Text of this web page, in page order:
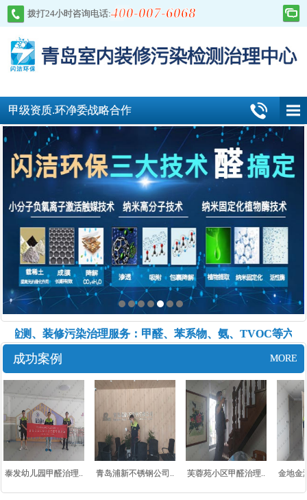
拨打24小时咨询电话:400-007-6068
甲级资质.环净委战略合作
测、装修污染治理服务：甲醛、苯系物、氨、TVOC等六种
成功案例 MORE
泰发幼儿园甲醛治理.. 青岛浦新不锈钢公司.. 芙蓉苑小区甲醛治理.. 金地金